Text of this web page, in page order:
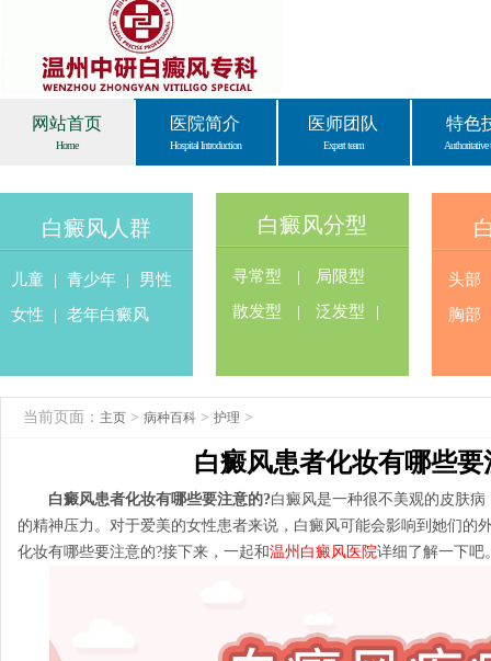
网站首页
Home
医院简介
Hospital Introduction
医师团队
Expert team
特色
Authoritative
白癜风人群
儿童 | 青少年 |
男性
女性
| 老年白癜风
白癜风分型
寻常型 |
局限型
散发型
| 泛发型 |
头部
胸部
当前页面： 主页 > 病种百科 > 护理 >
白癜风患者化妆有哪些要
白癜风患者化妆有哪些要注意的?白癜风是一种很不美观的皮肤
的精神压力。对于爱美的女性患者来说，白癜风可能会影响到她们的
化妆有哪些要注意的?接下来，一起和温州白癜风医院详细了解一下吧